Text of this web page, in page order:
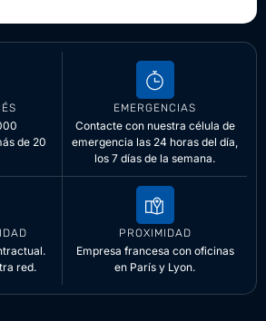
de 20
EMERGENCIAS
Contacte con nuestra célula de
emergencia las 24 horas del día,
los 7 días de la semana.
red.
PROXIMIDAD
Empresa francesa con oficinas
en París y Lyon.